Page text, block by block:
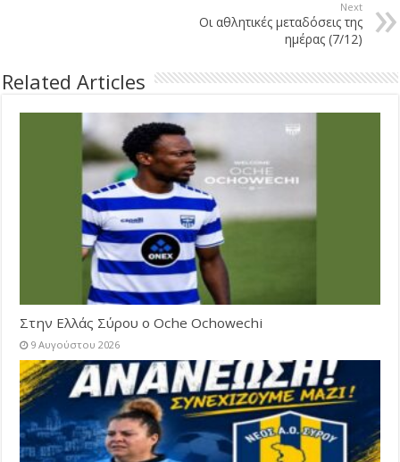
Next
Οι αθλητικές μεταδόσεις της
ημέρας (7/12)
Related Articles
Στην Ελλάς Σύρου ο Oche Ochowechi
9 Αυγούστου 2026